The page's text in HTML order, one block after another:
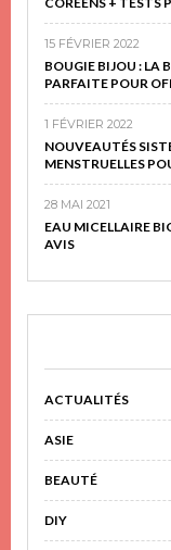
15 FÉVRIER 2022
BOUGIE BIJOU : LA
PARFAITE POUR
1 FÉVRIER 2022
NOUVEAUTÉS
MENSTRUELLES
28 MAI 2021
EAU MICELLAIRE
AVIS
ACTUALITÉS
ASIE
BEAUTÉ
DIY